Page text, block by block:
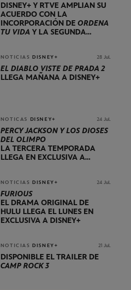
DISNEY+ Y RTVE AMPLÍAN SU
ACUERDO CON LA
INCORPORACIÓN DE ORDENA
TU VIDA Y LA SEGUNDA
NOTICIAS DISNEY+ 28 Jul.
EL DIABLO VISTE DE PRADA 2
LLEGA MAÑANA A DISNEY+
NOTICAS DISNEY+ 24 Jul.
PERCY JACKSON Y LOS DIOSES
DEL OLIMPO
LA TERCERA TEMPORADA
LLEGA EN EXCLUSIVA A
NOTICIAS DISNEY+ 24 Jul.
FURIOUS
EL DRAMA ORIGINAL DE
HULU LLEGA EL LUNES EN
EXCLUSIVA A DISNEY+
NOTICIAS DISNEY+ 21 Jul.
DISPONIBLE EL TRÁILER DE
CAMP ROCK 3